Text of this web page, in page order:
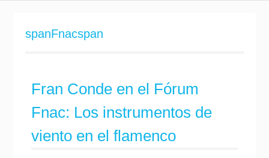
spanFnacspan
Fran Conde en el Fórum
Fnac: Los instrumentos de
viento en el flamenco